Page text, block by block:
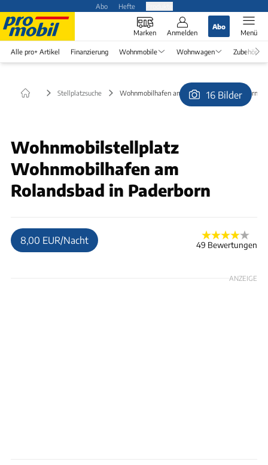
Abo Hefte
Marken Anmelden
Abo
Menü
Alle pro+ Artikel Finanzierung Wohnmobile Wohnwagen Zubehör
Stellplatzsuche Wohnmobilhafen am Rolandsbad in Paderborn
16 Bilder
Wohnmobilstellplatz
Wohnmobilhafen am
Rolandsbad in Paderborn
8,00 EUR/Nacht 49 Bewertungen
ANZEIGE